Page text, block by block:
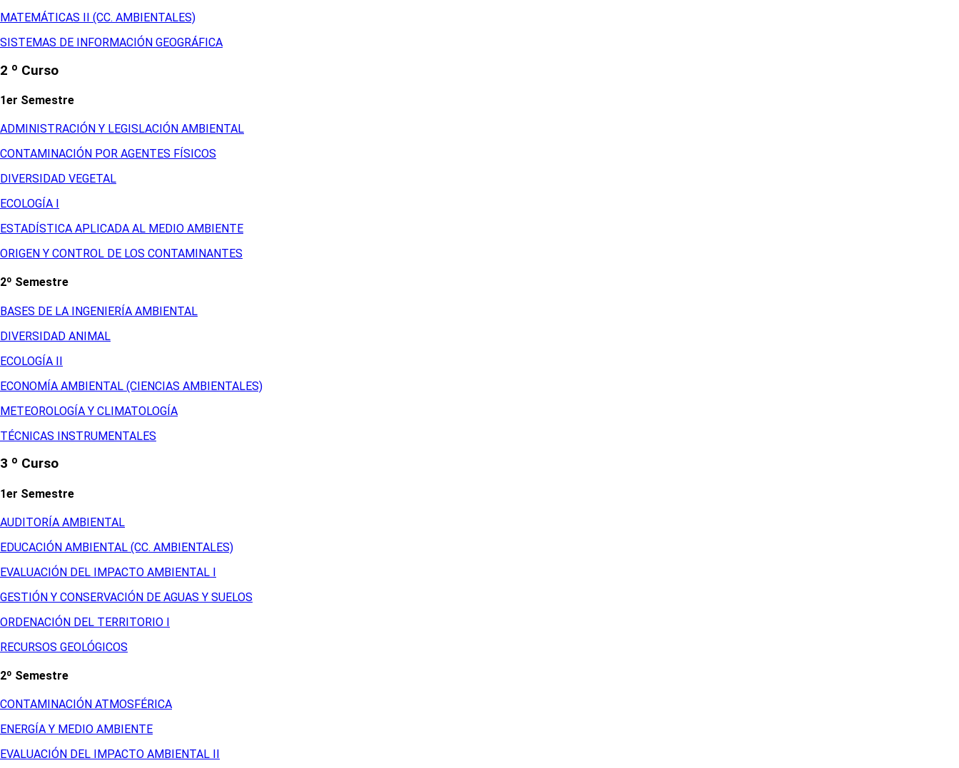
MATEMÁTICAS II (CC. AMBIENTALES)
SISTEMAS DE INFORMACIÓN GEOGRÁFICA
2 º Curso
1er Semestre
ADMINISTRACIÓN Y LEGISLACIÓN AMBIENTAL
CONTAMINACIÓN POR AGENTES FÍSICOS
DIVERSIDAD VEGETAL
ECOLOGÍA I
ESTADÍSTICA APLICADA AL MEDIO AMBIENTE
ORIGEN Y CONTROL DE LOS CONTAMINANTES
2º Semestre
BASES DE LA INGENIERÍA AMBIENTAL
DIVERSIDAD ANIMAL
ECOLOGÍA II
ECONOMÍA AMBIENTAL (CIENCIAS AMBIENTALES)
METEOROLOGÍA Y CLIMATOLOGÍA
TÉCNICAS INSTRUMENTALES
3 º Curso
1er Semestre
AUDITORÍA AMBIENTAL
EDUCACIÓN AMBIENTAL (CC. AMBIENTALES)
EVALUACIÓN DEL IMPACTO AMBIENTAL I
GESTIÓN Y CONSERVACIÓN DE AGUAS Y SUELOS
ORDENACIÓN DEL TERRITORIO I
RECURSOS GEOLÓGICOS
2º Semestre
CONTAMINACIÓN ATMOSFÉRICA
ENERGÍA Y MEDIO AMBIENTE
EVALUACIÓN DEL IMPACTO AMBIENTAL II